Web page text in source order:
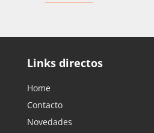
Links directos
Home
Contacto
Novedades